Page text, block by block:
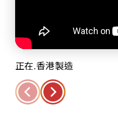
正在.香港製造